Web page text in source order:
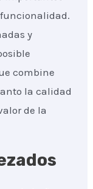
y
combine
la calidad
de la